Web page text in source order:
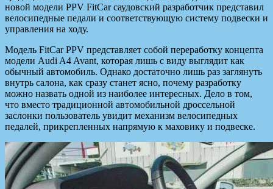
новой модели PPV FitCar саудовский разработчик представил
велосипедные педали и соответствующую систему подвески и
управления на ходу.
Модель FitCar PPV представляет собой переработку концепта
модели Audi A4 Avant, которая лишь с виду выглядит как
обычный автомобиль. Однако достаточно лишь раз заглянуть
внутрь салона, как сразу станет ясно, почему разработку
можно назвать одной из наиболее интересных. Дело в том,
что вместо традиционной автомобильной дроссельной
заслонки пользователь увидит механизм велосипедных
педалей, прикрепленных напрямую к маховику и подвеске.